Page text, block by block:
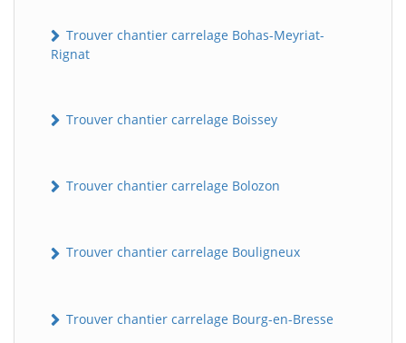
Trouver chantier carrelage Bohas-Meyriat-
Rignat
Trouver chantier carrelage Boissey
Trouver chantier carrelage Bolozon
Trouver chantier carrelage Bouligneux
Trouver chantier carrelage Bourg-en-Bresse